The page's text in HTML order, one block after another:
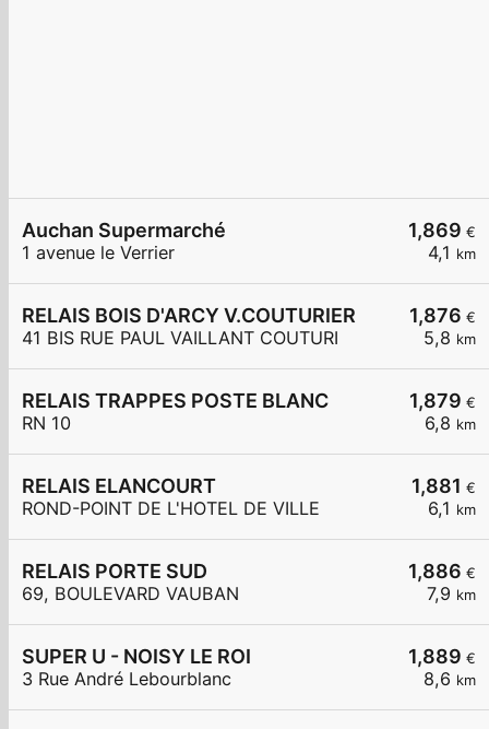
1,869 €
4,1 km
Auchan Supermarché
1 avenue le Verrier
1,876 €
5,8 km
RELAIS BOIS D'ARCY V.COUTURIER
41 BIS RUE PAUL VAILLANT COUTURI
1,879 €
6,8 km
RELAIS TRAPPES POSTE BLANC
RN 10
1,881 €
6,1 km
RELAIS ELANCOURT
ROND-POINT DE L'HOTEL DE VILLE
1,886 €
7,9 km
RELAIS PORTE SUD
69, BOULEVARD VAUBAN
1,889 €
8,6 km
SUPER U - NOISY LE ROI
3 Rue André Lebourblanc